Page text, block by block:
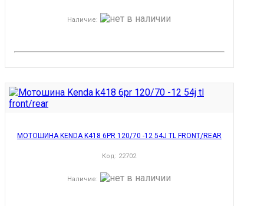
Наличие:
МОТОШИНА KENDA K418 6PR 120/70 -12 54J TL FRONT/REAR
Код: 22702
Наличие: